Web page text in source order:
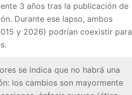
3 años tras la publicación de
Durante ese lapso, ambos
y 2026) podrían coexistir para
se indica que no habrá una
los cambios son mayormente